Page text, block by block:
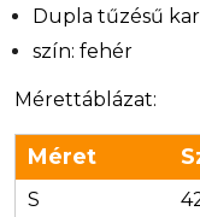
Dupla tűzésű
szín: fehér
Mérettáblázat:
Méret
S